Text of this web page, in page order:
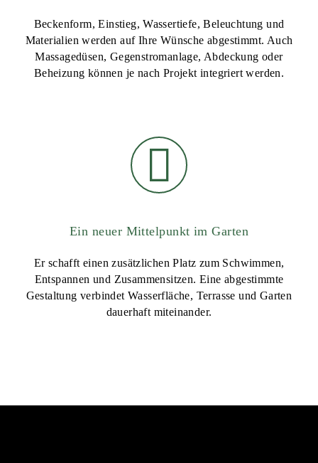
Beckenform, Einstieg, Wassertiefe, Beleuchtung und
Materialien werden auf Ihre Wünsche abgestimmt. Auch
Massagedüsen, Gegenstromanlage, Abdeckung oder
Beheizung können je nach Projekt integriert werden.
Ein neuer Mittelpunkt im Garten
Er schafft einen zusätzlichen Platz zum Schwimmen,
Entspannen und Zusammensitzen. Eine abgestimmte
Gestaltung verbindet Wasserfläche, Terrasse und Garten
dauerhaft miteinander.